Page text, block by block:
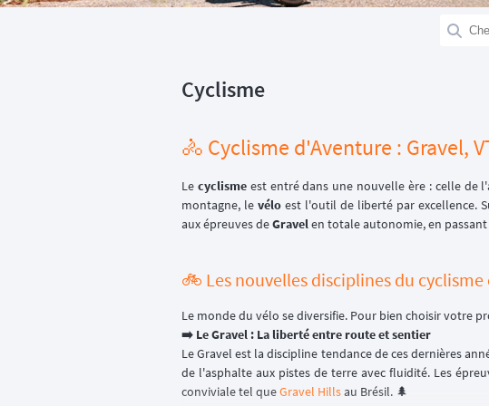
Cyclisme
🚴 Cyclisme d'Aventure : Gravel,
Le cyclismeest entré dans une nouvelle ère : celle de
montagne, le véloest l'outil de liberté par excellence.
aux épreuves deGravelen totale autonomie, en
🚲 Les nouvelles disciplines du
Le monde du vélo se diversifie. Pour bien choisir votre
➡️ Le Gravel : La liberté entre route et sentier
Le Gravel est la discipline tendance de ces dernières
de l'asphalte aux pistes de terre avec fluidité. Les
conviviale tel queGravel Hillsau Brésil. 🌲